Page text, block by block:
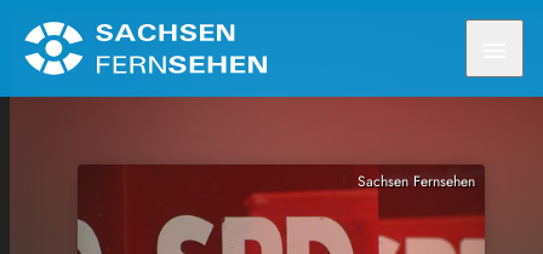
Sachsen Fernsehen